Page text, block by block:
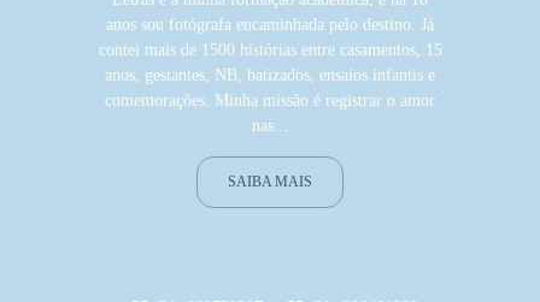
anos sou fotógrafa encaminhada pelo destino. Já
contei mais de 1500 histórias entre casamentos, 15
anos, gestantes, NB, batizados, ensaios infantis e
comemorações. Minha missão é registrar o amor
nas...
SAIBA MAIS